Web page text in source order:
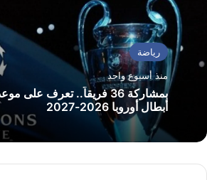
رياضة
منذ أسبوع واحد
بمشاركة 36 فريقاً.. تعرف
أبطال أوروبا 2026-2027